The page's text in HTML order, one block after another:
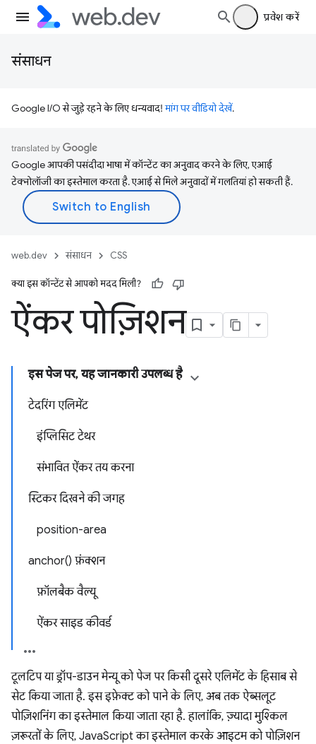
प्रवेश करें
संसाधन
Google I/O से जुड़े रहने के लिए धन्यवाद!मांग पर वीडियो देखें.
Google आपकी पसंदीदा भाषा में कॉन्टेंट का अनुवाद करने के लिए, एआई
टेक्नोलॉजी का इस्तेमाल करता है. एआई से मिले अनुवादों में गलतियां हो सकती हैं.
web.dev संसाधन CSS
क्या इस कॉन्टेंट से आपको मदद मिली?
ऐंकर पोज़िशन
इस पेज पर, यह जानकारी उपलब्ध है
टेदरिंग एलिमेंट
इंप्लिसिट टेथर
संभावित ऐंकर तय करना
स्टिकर दिखने की जगह
position-area
anchor() फ़ंक्शन
फ़ॉलबैक वैल्यू
ऐंकर साइड कीवर्ड
टूलटिप या ड्रॉप-डाउन मेन्यू को पेज पर किसी दूसरे एलिमेंट के हिसाब से
सेट किया जाता है. इस इफ़ेक्ट को पाने के लिए, अब तक ऐब्सलूट
पोज़िशनिंग का इस्तेमाल किया जाता रहा है. हालांकि, ज़्यादा मुश्किल
ज़रूरतों के लिए, JavaScript का इस्तेमाल करके आइटम को पोज़िशन